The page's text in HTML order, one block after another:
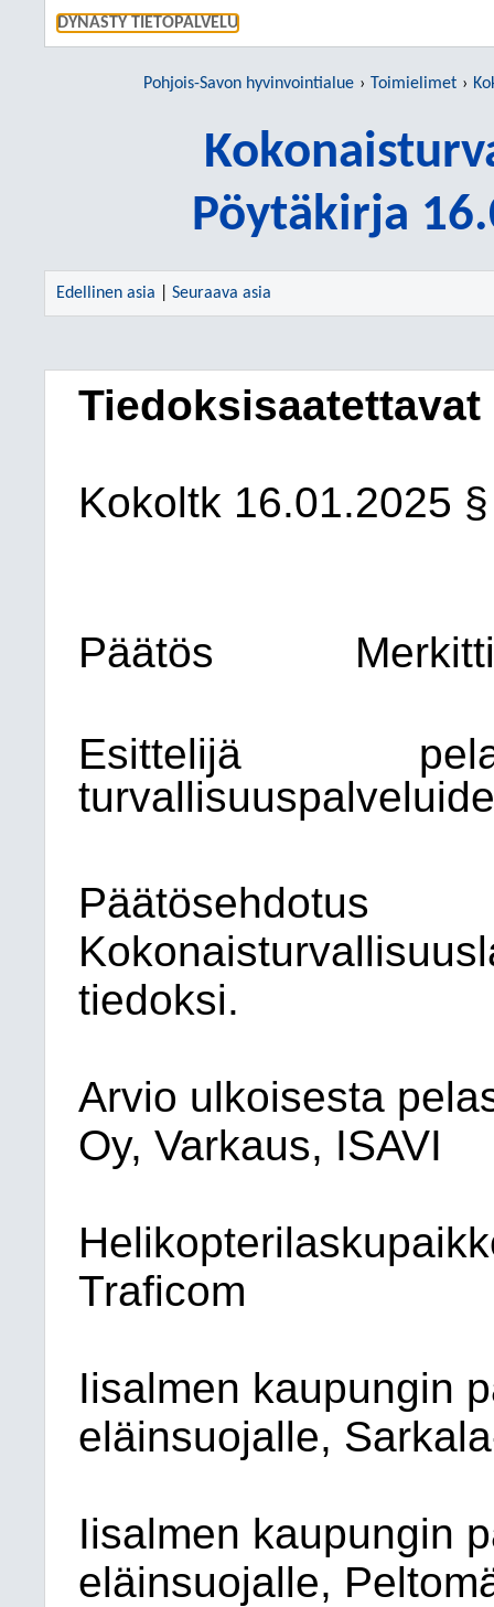
DYNASTY TIETOPALVELU
Pohjois-Savon hyvinvointialue Toimielimet
Pöytäkirja
Edellinen asia Seuraava asia
Tiedoksisaatettavat
Kokoltk 16.01.2025
Päätös
Esittelijä
Päätösehdotus
tiedoksi.
Arvio ulkoisesta
Oy, Varkaus, ISAVI
Traficom
Iisalmen kaupungin
eläinsuojalle,
Iisalmen kaupungin
eläinsuojalle,